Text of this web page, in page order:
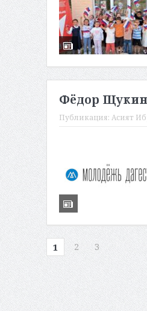
Фёдор
Публикация: Асият
1 2 3